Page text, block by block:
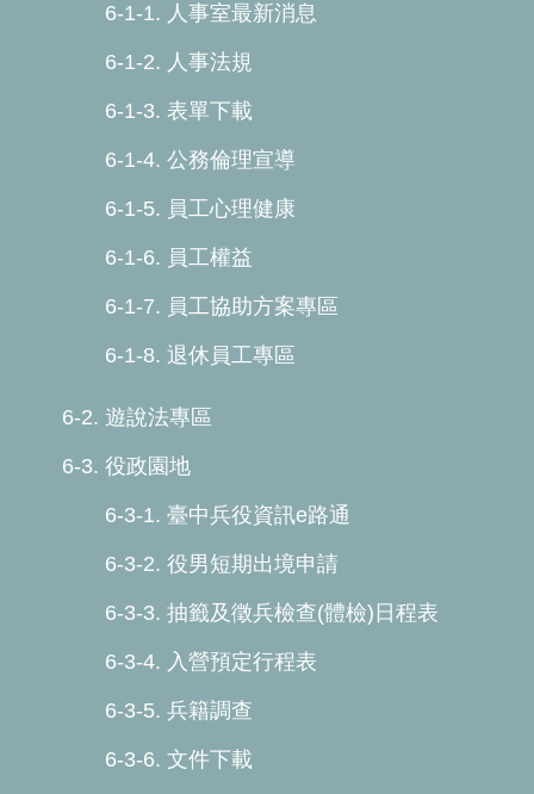
6-1-1. 人事室最新消息
6-1-2. 人事法規
6-1-3. 表單下載
6-1-4. 公務倫理宣導
6-1-5. 員工心理健康
6-1-6. 員工權益
6-1-7. 員工協助方案專區
6-1-8. 退休員工專區
6-2. 遊說法專區
6-3. 役政園地
6-3-1. 臺中兵役資訊e路通
6-3-2. 役男短期出境申請
6-3-3. 抽籤及徵兵檢查(體檢)日程表
6-3-4. 入營預定行程表
6-3-5. 兵籍調查
6-3-6. 文件下載